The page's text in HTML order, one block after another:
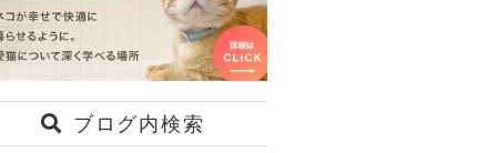
ブログ内検索